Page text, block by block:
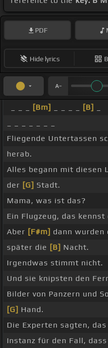
PDF
Hide lyrics
[Bm] [B]
Fliegende Untertassen
herab.
Alles begann mit diesen
der [G] Stadt.
Mama, was ist das?
Ein Flugzeug, das kennst
Aber [F#m] dann wurden
später die [B] Nacht.
Irgendwas stimmt nicht.
Und sie knipsten den
Bilder von Panzern und
[G] Hand.
Die Experten sagten,
Instanz für den Fall,